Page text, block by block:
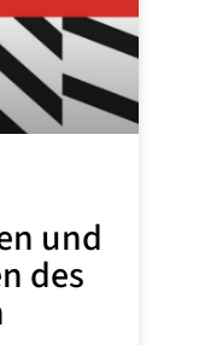
und
des